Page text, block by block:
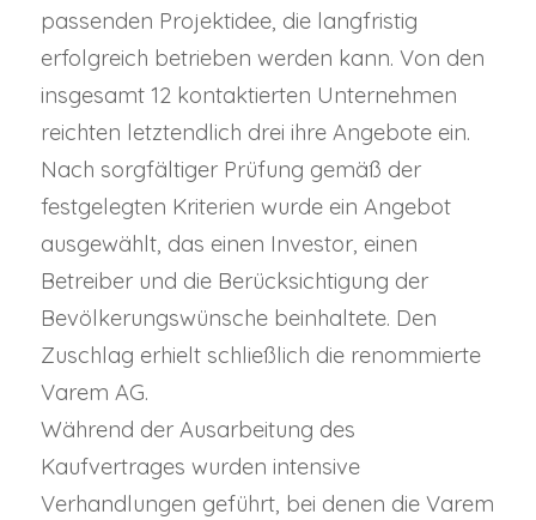
passenden Projektidee, die langfristig
erfolgreich betrieben werden kann. Von den
insgesamt 12 kontaktierten Unternehmen
reichten letztendlich drei ihre Angebote ein.
Nach sorgfältiger Prüfung gemäß der
festgelegten Kriterien wurde ein Angebot
ausgewählt, das einen Investor, einen
Betreiber und die Berücksichtigung der
Bevölkerungswünsche beinhaltete. Den
Zuschlag erhielt schließlich die renommierte
Varem AG.
Während der Ausarbeitung des
Kaufvertrages wurden intensive
Verhandlungen geführt, bei denen die Varem